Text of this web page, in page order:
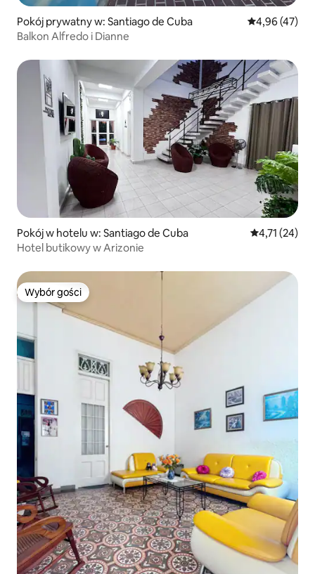
Pokój prywatny w: Santiago de Cuba Średnia
4,96 (47)
Balkon Alfredo i Dianne
Pokój w hotelu w: Santiago de Cuba Średnia
4,71 (24)
Hotel butikowy w Arizonie
Wybór gości
Wybór gości